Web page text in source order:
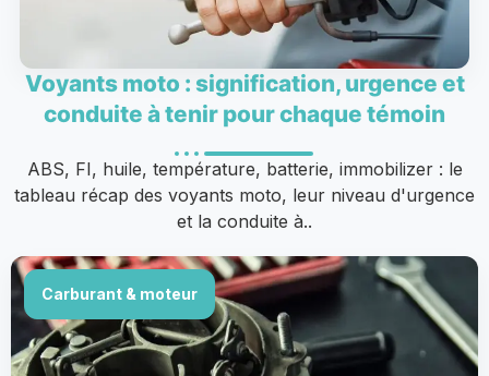
Voyants moto : signification, urgence et
conduite à tenir pour chaque témoin
ABS, FI, huile, température, batterie, immobilizer : le
tableau récap des voyants moto, leur niveau d'urgence
et la conduite à..
Carburant & moteur